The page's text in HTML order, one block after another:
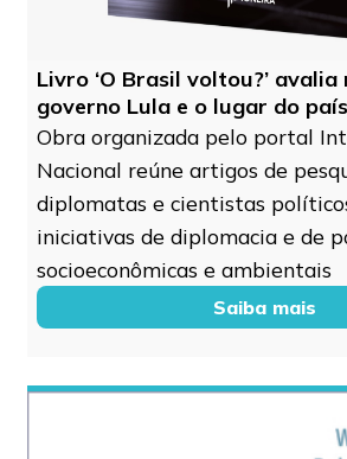
Livro ‘O Brasil voltou?’
governo Lula e o lugar do
Obra organizada pelo portal
Nacional reúne artigos de
diplomatas e cientistas
iniciativas de diplomacia e de
socioeconômicas e ambientais
Saiba mais